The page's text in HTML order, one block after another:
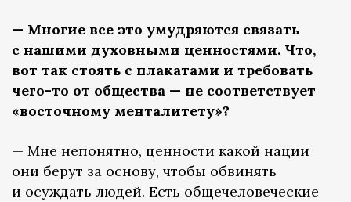
— Многие все это умудряются связать
с нашими духовными ценностями. Что,
вот так стоять с плакатами и требовать
чего-то от общества — не соответствует
«восточному менталитету»?
— Мне непонятно, ценности какой нации
они берут за основу, чтобы обвинять
и осуждать людей. Есть общечеловеческие